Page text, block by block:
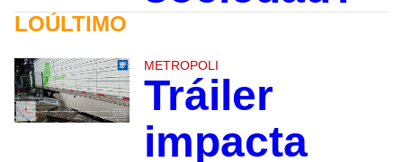
LOÚLTIMO
METROPOLI
Tráiler
impacta